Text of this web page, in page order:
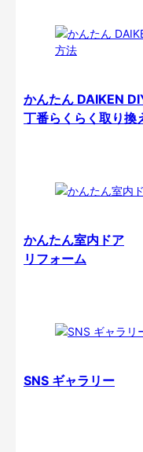
かんたん DAIKEN
丁番らくらく取り換
かんたん室内ドア
リフォーム
SNS ギャラリー